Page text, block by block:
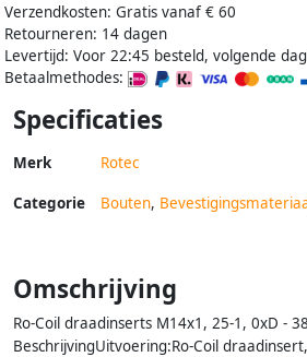
Verzendkosten: Gratis vanaf € 60
Retourneren: 14 dagen
Levertijd: Voor 22:45 besteld, volgende
Betaalmethodes:
Specificaties
Merk Rotec
Categorie Bouten,
Omschrijving
Ro-Coil draadinserts M14x1, 25-1, 0xD -
BeschrijvingUitvoering:Ro-Coil